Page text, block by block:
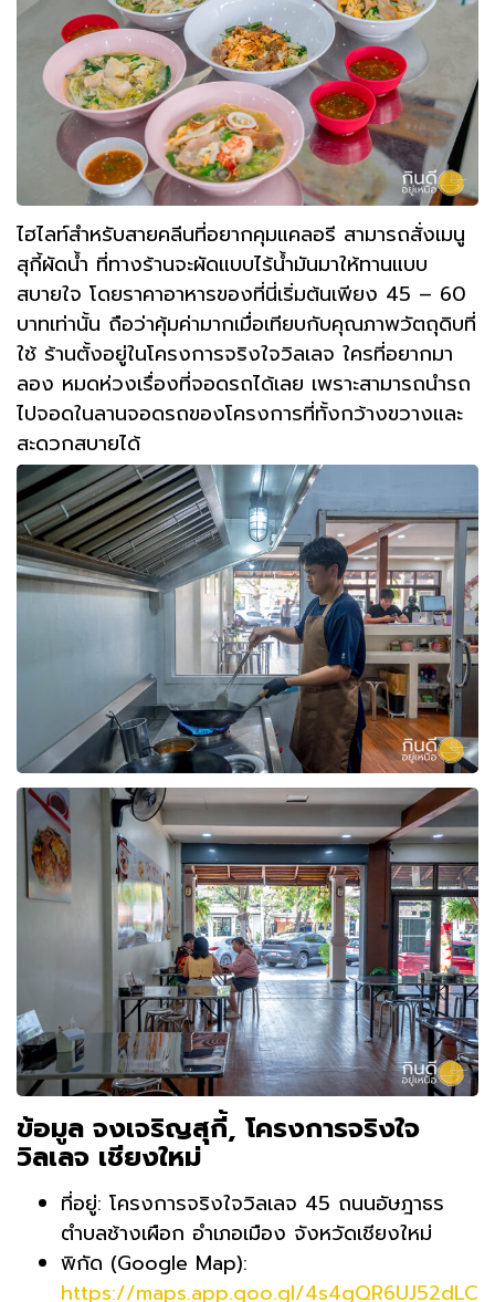
ไฮไลท์สำหรับสายคลีนที่อยากคุมแคลอรี สามารถสั่งเมนู
สุกี้ผัดน้ำ ที่ทางร้านจะผัดแบบไร้น้ำมันมาให้ทานแบบ
สบายใจ โดยราคาอาหารของที่นี่เริ่มต้นเพียง 45 – 60
บาทเท่านั้น ถือว่าคุ้มค่ามากเมื่อเทียบกับคุณภาพวัตถุดิบที่
ใช้ ร้านตั้งอยู่ในโครงการจริงใจวิลเลจ ใครที่อยากมา
ลอง หมดห่วงเรื่องที่จอดรถได้เลย เพราะสามารถนำรถ
ไปจอดในลานจอดรถของโครงการที่ทั้งกว้างขวางและ
สะดวกสบายได้
ข้อมูล จงเจริญสุกี้, โครงการจริงใจ
วิลเลจ เชียงใหม่
ที่อยู่: โครงการจริงใจวิลเลจ 45 ถนนอัษฎาธร
ตำบลช้างเผือก อำเภอเมือง จังหวัดเชียงใหม่
พิกัด (Google Map):
https://maps.app.goo.gl/4s4gQR6UJ52dLC